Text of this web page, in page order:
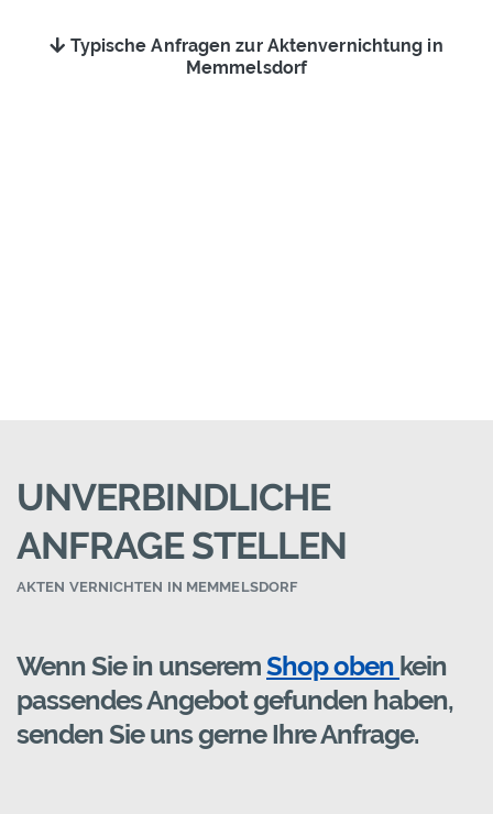
Typische Anfragen zur Aktenvernichtung in
Memmelsdorf
UNVERBINDLICHE
ANFRAGE STELLEN
AKTEN VERNICHTEN IN MEMMELSDORF
Wenn Sie in unseremShop oben kein
passendes Angebot gefunden haben,
senden Sie uns gerne Ihre Anfrage.